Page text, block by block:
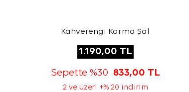
Kahverengi Karma Şal
1.190,00 TL
Sepette %30 833,00 TL
2 ve üzeri +% 20 indirim